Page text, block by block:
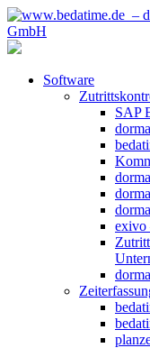
Software
SAP
exivo